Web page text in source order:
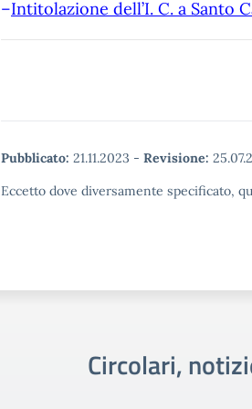
–Intitolazione dell’I. C. a Santo
Pubblicato: 21.11.2023 - Revisione:
Eccetto dove diversamente specificato,
Circolari,